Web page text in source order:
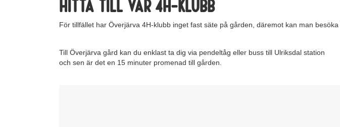
Hitta till vår 4H-klubb
För tillfället har Överjärva 4H-klubb inget fast säte på gården, däremot kan man
Till Överjärva gård kan du enklast ta dig via pendeltåg eller buss till Ulriksdal station
och sen är det en 15 minuter promenad till gården.